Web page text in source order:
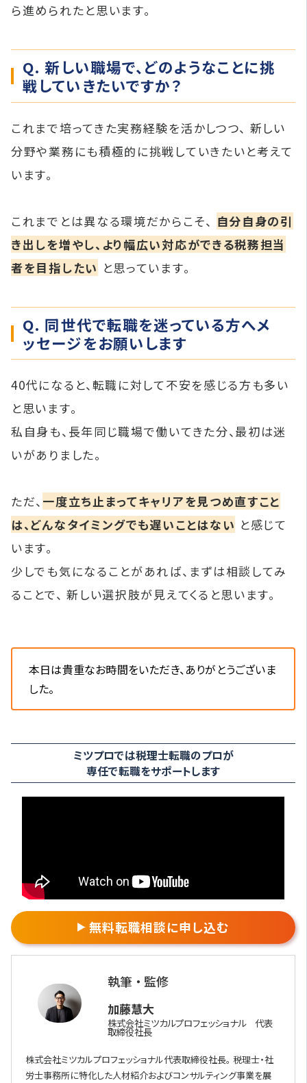
ら進められたと思います。
Q. 新しい職場で、どのようなことに挑
戦していきたいですか？
これまで培ってきた実務経験を活かしつつ、 新しい
分野や業務にも積極的に挑戦していきたいと考えて
います。
これまでとは異なる環境だからこそ、 自分自身の引
き出しを増やし、より幅広い対応ができる税務担当
者を目指したい と思っています。
Q. 同世代で転職を迷っている方へメ
ッセージをお願いします
40代になると、転職に対して不安を感じる方も多い
と思います。
私自身も、長年同じ職場で働いてきた分、最初は迷
いがありました。
ただ、 一度立ち止まってキャリアを見つめ直すこと
は、どんなタイミングでも遅いことはない と感じて
います。
少しでも気になることがあれば、まずは相談してみ
ることで、 新しい選択肢が見えてくると思います。
本日は貴重なお時間をいただき、ありがとうございま
した。
ミツプロでは税理士転職のプロが
専任で転職をサポートします
無料転職相談に申し込む
執筆 ・ 監修
加藤慧大
株式会社ミツカルプロフェッショナル 代表
取締役社長
株式会社ミツカルプロフェッショナル代表取締役社長。 税理士・社
労士事務所に特化した人材紹介およびコンサルティング事業を展